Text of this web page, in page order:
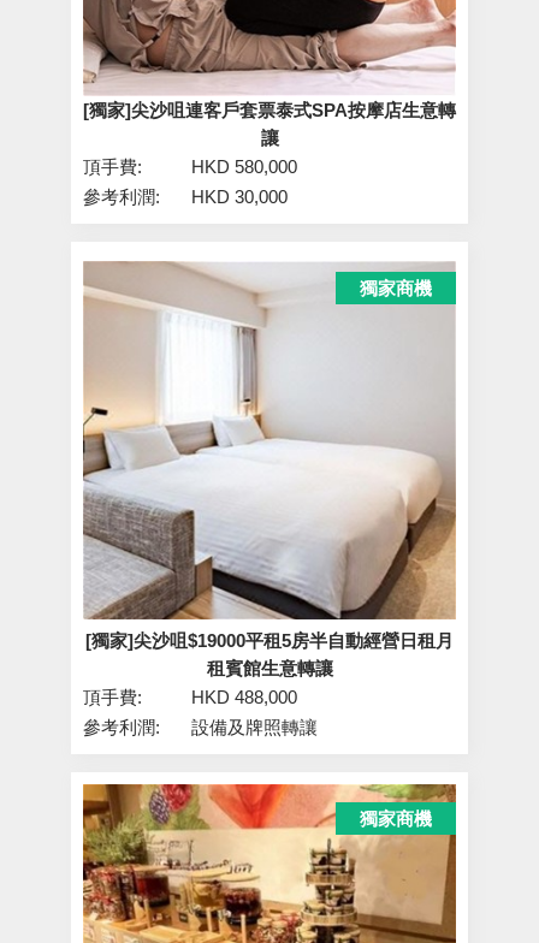
[獨家]尖沙咀連客戶套票泰式SPA按摩店生意轉
讓
頂手費:
HKD 580,000
參考利潤:
HKD 30,000
獨家商機
[獨家]尖沙咀$19000平租5房半自動經營日租月
租賓館生意轉讓
頂手費:
HKD 488,000
參考利潤:
設備及牌照轉讓
獨家商機